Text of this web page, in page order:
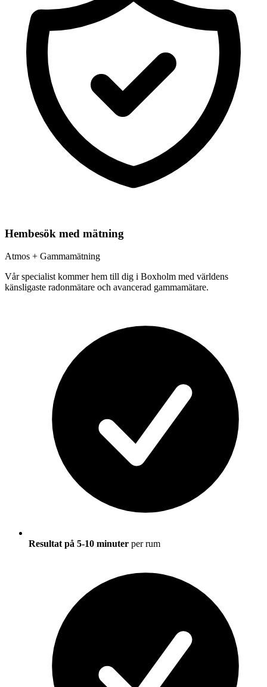
Hembesök med mätning
Atmos + Gammamätning
Vår specialist kommer hem till dig i Boxholm med världens
känsligaste radonmätare och avancerad gammamätare.
Resultat på 5-10 minuter per rum